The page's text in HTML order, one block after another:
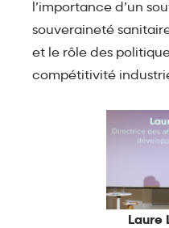
l’importance d’un
souveraineté
et le rôle des
compétitivité
Laure